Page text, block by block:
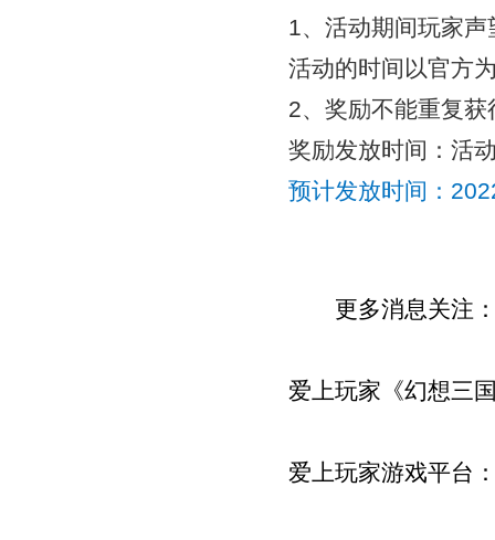
1、活动期间玩家
活动的时间以官方
2、奖励不能重复
奖励发放时间：活
预计发放时间：
更多消息关注
爱上玩家《幻想三
爱上玩家游戏平台